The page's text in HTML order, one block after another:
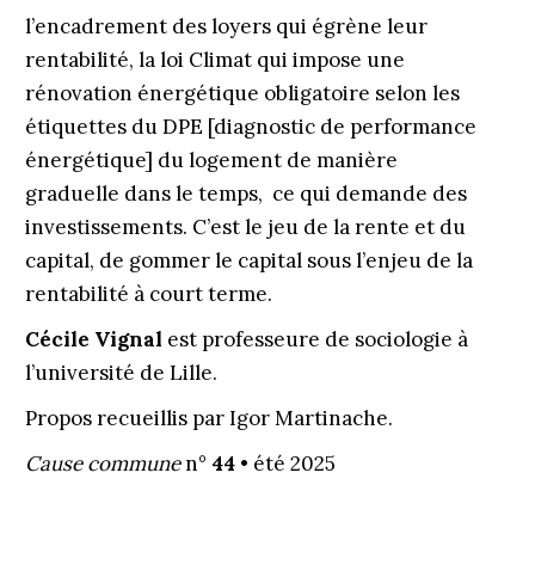
l’encadrement des loyers qui égrène leur
rentabilité, la loi Climat qui impose une
rénovation énergétique obligatoire selon les
étiquettes du DPE [diagnostic de performance
énergétique] du logement de manière
graduelle dans le temps, ce qui demande des
investissements. C’est le jeu de la rente et du
capital, de gommer le capital sous l’enjeu de la
rentabilité à court terme.
Cécile Vignal est professeure de sociologie à
l’université de Lille.
Propos recueillis par Igor Martinache.
Cause communen° 44• été 2025